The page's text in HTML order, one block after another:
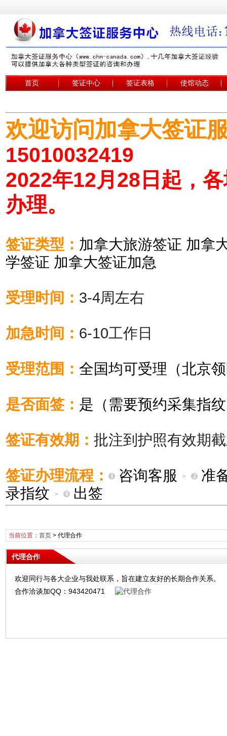
首页 签证中心 签证表格 使馆动态
欢迎访问加拿大签证
15010032419
2022年12月28日起，
办理。
签证类型： 加拿大旅游签证 加拿
学签证 加拿大签证加急
受理时间： 3-4周左右
加急时间： 6-10工作日
受理范围： 全国均可受理（北京
是否面签： 是（需要预约采集指
签证有效期： 批注到护照有效期
签证办理流程： 1 咨询客服 > 2
准
录指纹
> 6 出签
当前位置： 首页> 代理合作
代理合作
欢迎同行与各大企业与我处联系，旨在建立友好的长期合作关系。
合作洽谈加QQ：943420471